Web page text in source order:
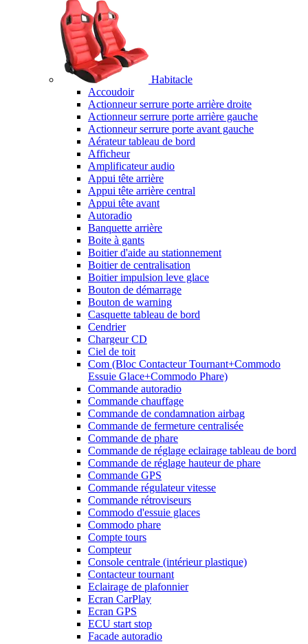
Habitacle
Accoudoir
Actionneur serrure porte arrière droite
Actionneur serrure porte arrière gauche
Actionneur serrure porte avant gauche
Aérateur tableau de bord
Afficheur
Amplificateur audio
Appui tête arrière
Appui tête arrière central
Appui tête avant
Autoradio
Banquette arrière
Boite à gants
Boitier d'aide au stationnement
Boitier de centralisation
Boitier impulsion leve glace
Bouton de démarrage
Bouton de warning
Casquette tableau de bord
Cendrier
Chargeur CD
Ciel de toit
Com (Bloc Contacteur Tournant+Commodo
Essuie Glace+Commodo Phare)
Commande autoradio
Commande chauffage
Commande de condamnation airbag
Commande de fermeture centralisée
Commande de phare
Commande de réglage eclairage tableau de bord
Commande de réglage hauteur de phare
Commande GPS
Commande régulateur vitesse
Commande rétroviseurs
Commodo d'essuie glaces
Commodo phare
Compte tours
Compteur
Console centrale (intérieur plastique)
Contacteur tournant
Eclairage de plafonnier
Ecran CarPlay
Ecran GPS
ECU start stop
Facade autoradio